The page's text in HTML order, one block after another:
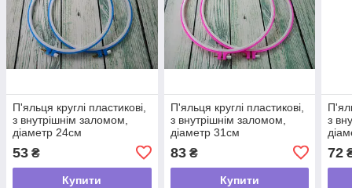
П'яльця круглі пластикові,
з внутрішнім заломом,
діаметр 24см
53 ₴
Купити
П'яльця круглі пластикові,
з внутрішнім заломом,
діаметр 31см
83₴
Купити
з
72